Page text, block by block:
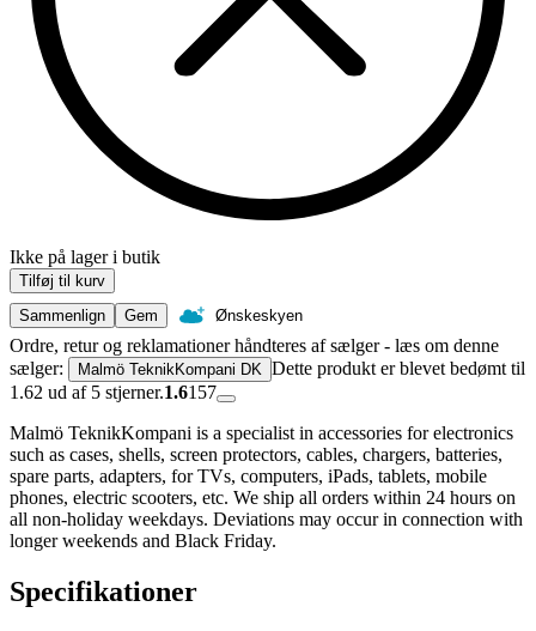
Ikke på lager i butik
Tilføj til kurv
Sammenlign
Gem Ønskeskyen
Ordre, retur og reklamationer håndteres af sælger - læs om denne
sælger:
Malmö TeknikKompani DK Dette produkt er blevet bedømt til
1.62 ud af 5 stjerner.1.6157
Malmö TeknikKompani is a specialist in accessories for electronics
such as cases, shells, screen protectors, cables, chargers, batteries,
spare parts, adapters, for TVs, computers, iPads, tablets, mobile
phones, electric scooters, etc. We ship all orders within 24 hours on
all non-holiday weekdays. Deviations may occur in connection with
longer weekends and Black Friday.
Specifikationer